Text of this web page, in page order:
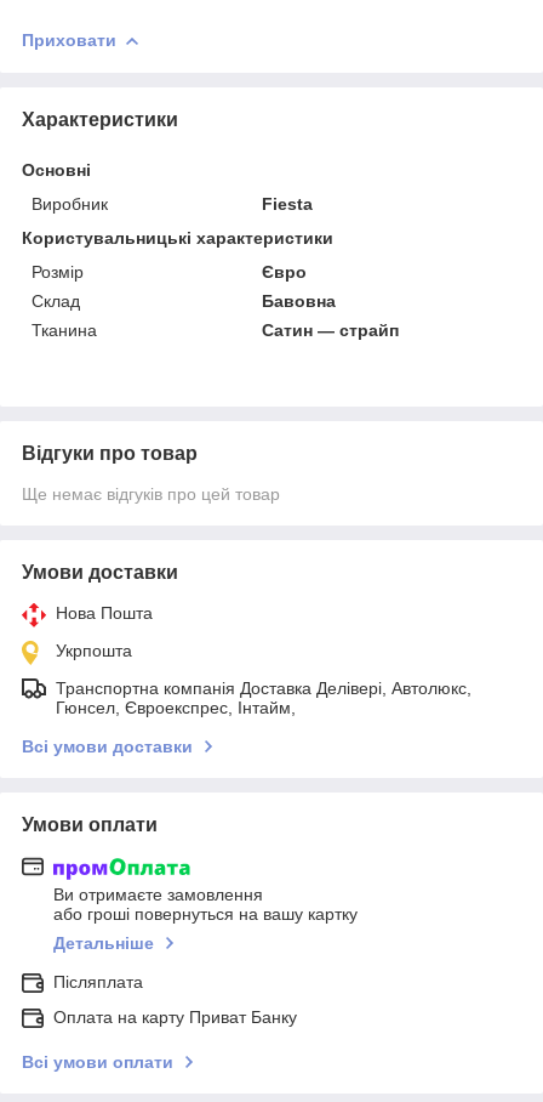
Приховати
Характеристики
Основні
Виробник
Fiesta
Користувальницькі характеристики
Розмір
Євро
Склад
Бавовна
Тканина
Сатин — страйп
Відгуки про товар
Ще немає відгуків про цей товар
Умови доставки
Нова Пошта
Укрпошта
Транспортна компанія Доставка Делівері, Автолюкс,
Гюнсел, Євроекспрес, Інтайм,
Всі умови доставки
Умови оплати
Ви отримаєте замовлення
або гроші повернуться на вашу картку
Детальніше
Післяплата
Оплата на карту Приват Банку
Всі умови оплати